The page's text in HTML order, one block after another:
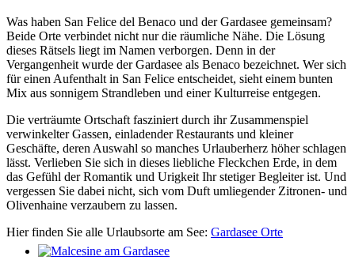
Was haben San Felice del Benaco und der Gardasee gemeinsam?
Beide Orte verbindet nicht nur die räumliche Nähe. Die Lösung
dieses Rätsels liegt im Namen verborgen. Denn in der
Vergangenheit wurde der Gardasee als Benaco bezeichnet. Wer sich
für einen Aufenthalt in San Felice entscheidet, sieht einem bunten
Mix aus sonnigem Strandleben und einer Kulturreise entgegen.
Die verträumte Ortschaft fasziniert durch ihr Zusammenspiel
verwinkelter Gassen, einladender Restaurants und kleiner
Geschäfte, deren Auswahl so manches Urlauberherz höher schlagen
lässt. Verlieben Sie sich in dieses liebliche Fleckchen Erde, in dem
das Gefühl der Romantik und Urigkeit Ihr stetiger Begleiter ist. Und
vergessen Sie dabei nicht, sich vom Duft umliegender Zitronen- und
Olivenhaine verzaubern zu lassen.
Hier finden Sie alle Urlaubsorte am See: Gardasee Orte